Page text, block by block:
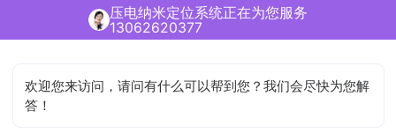
压电纳米定位系统正在为您服务
13062620377
欢迎您来访问，请问有什么可以帮到您？我们会尽快为您解
答！